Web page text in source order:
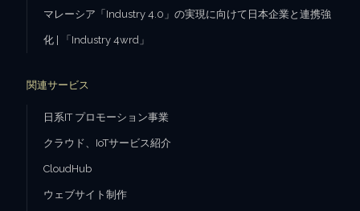
マレーシア「Industry 4.0」の実現に向けて日本企業と連携強
化 | 「Industry 4wrd」
関連サービス
日系IT プロモーション事業
クラウド、IoTサービス紹介
CloudHub
ウェブサイト制作